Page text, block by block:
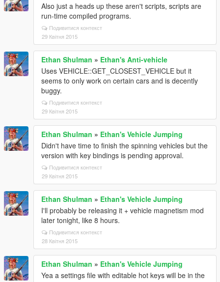
Also just a heads up these aren't scripts, scripts are
run-time compiled programs.
Подивитися контекст
29 Квітня 2015
Ethan Shulman » Ethan's Anti-vehicle
Uses VEHICLE::GET_CLOSEST_VEHICLE but it
seems to only work on certain cars and is decently
buggy.
Подивитися контекст
29 Квітня 2015
Ethan Shulman » Ethan's Vehicle Jumping
Didn't have time to finish the spinning vehicles but the
version with key bindings is pending approval.
Подивитися контекст
29 Квітня 2015
Ethan Shulman » Ethan's Vehicle Jumping
I'll probably be releasing it + vehicle magnetism mod
later tonight, like 8 hours.
Подивитися контекст
28 Квітня 2015
Ethan Shulman » Ethan's Vehicle Jumping
Yea a settings file with editable hot keys will be in the